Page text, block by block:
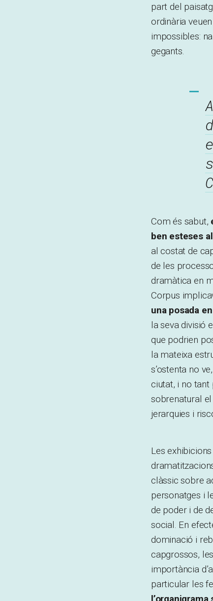
part del
ordinària
impossibles:
gegants.
Com és sabut,
ben esteses
al costat de
de les
dramàtica en
Corpus
una posada
la seva divisió
que podrien
la mateixa
s’ostenta no
ciutat, i no tant
sobrenatural el
jerarquies i
Les
clàssic sobre
personatges i
de poder i de
social. En
dominació i
capgrossos,
importància
particular les